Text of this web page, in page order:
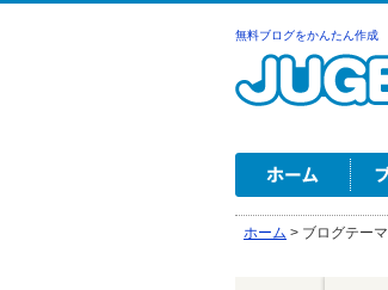
無料ブログをかんたん作成
ホーム > ブログテーマ